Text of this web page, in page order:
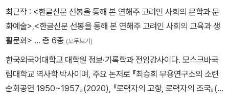
은 책이 출간되었습니다. 우크라이나 민화를 에우게니 M. 라쵸프만
의 독특한 스타일로 그려 낸 『장갑』은 1951년에 출간되었고, 오랫동
안 세계 어린이들의 사랑을 받고 있습니다. 한림출판사의 『장갑』은
최근작 : <한글신문 선봉을 통해 본 연해주 고려인 사회의 문학과 문
화예술>,<한글신문 선봉을 통해 본 연해주 고려인 사회의 교육과 생
활문화> … 총 6종 (모두보기)
한국외국어대학교 대학원 정보·기록학과 전임강사이다. 모스크바국
립대학교 역사학 박사이며, 주요 논저로 『최승희 무용연구소의 소련
순회공연 1950~1957』(2020), 『로력자의 고향, 로력자의 조국』(2